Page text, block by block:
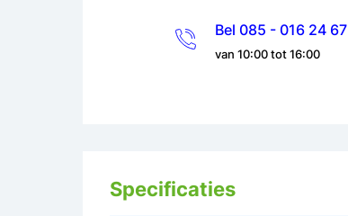
Bel 085 - 016 24 67
van 10:00 tot 16:00
Specificaties